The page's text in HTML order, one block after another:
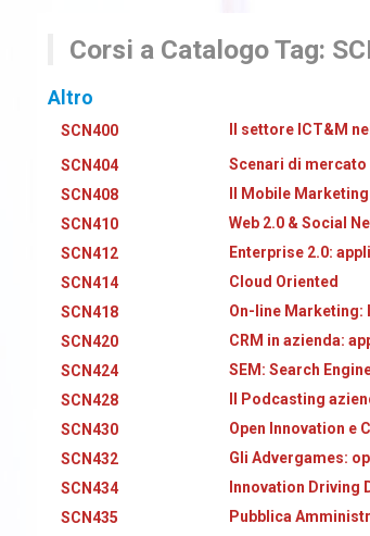
Corsi a Catalogo Tag:
Altro
SCN400 Il settore ICT&M
SCN404
Scenari di
SCN408
Il Mobile Marketing
SCN410
Web 2.0 & Social
SCN412
Enterprise 2.0:
SCN414
Cloud Oriented
SCN418
On-line
SCN420
CRM in azienda:
SCN424
SEM: Search
SCN428
Il Podcasting
SCN430
Open Innovation
SCN432
Gli Advergames:
SCN434
Innovation Driving
SCN435
Pubblica